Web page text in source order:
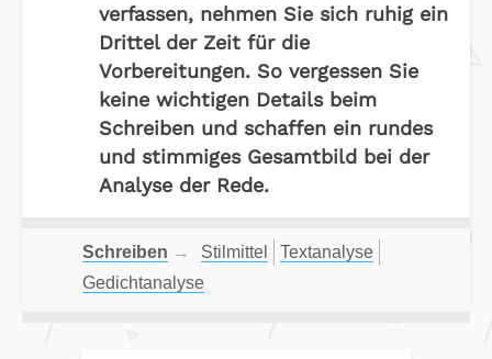
verfassen, nehmen Sie sich ruhig ein
Drittel der Zeit für die
Vorbereitungen. So vergessen Sie
keine wichtigen Details beim
Schreiben und schaffen ein rundes
und stimmiges Gesamtbild bei der
Analyse der Rede.
Schreiben → Stilmittel
Textanalyse
Gedichtanalyse